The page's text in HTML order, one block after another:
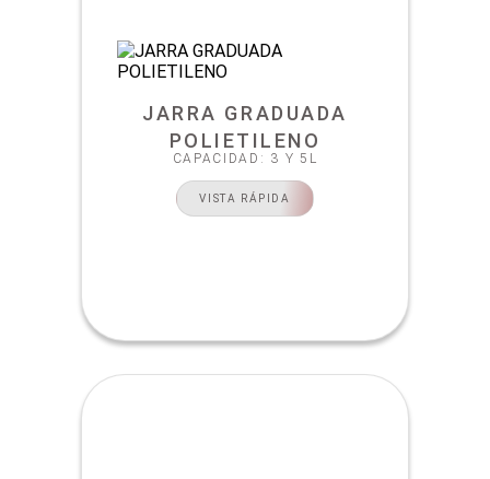
JARRA GRADUADA
POLIETILENO
CAPACIDAD: 3 Y 5L
VISTA RÁPIDA